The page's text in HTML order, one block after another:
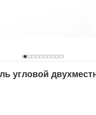
угловой